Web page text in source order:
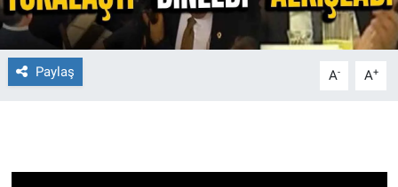
Paylaş A- A+
Gerçeğin İzinde
Gün Başlıyor